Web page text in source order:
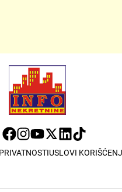
USLOVI